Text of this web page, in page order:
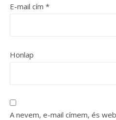
E-mail cím *
Honlap
A nevem, e-mail címem, és